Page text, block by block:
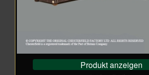
Produkt anzeigen